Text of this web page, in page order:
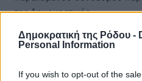
Δημοκρατική της Ρόδου -
Personal Information
If you wish to opt-out of the
της Δημοκρατικής.